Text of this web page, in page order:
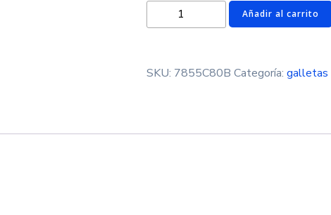
Galletas
Animales
Añadir al carrito
SKU: 7855C80B Categoría: galletas